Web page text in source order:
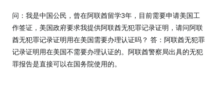
问：我是中国公民，曾在阿联酋留学3年，目前需要申请美国工
作签证，美国政府要求我提供阿联酋无犯罪记录证明，请问阿联
酋无犯罪记录证明用在美国需要办理认证吗？ 答：阿联酋无犯罪
记录证明用在美国不需要办理认证的。阿联酋警察局出具的无犯
罪报告是直接可以在国务院使用的。